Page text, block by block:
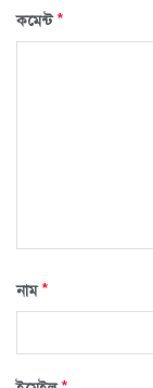
কমেন্ট*
নাম*